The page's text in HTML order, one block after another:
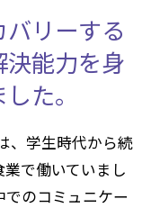
リーする
能力を身
た。
、学生時代から続
で働いていまし
のコミュニケー